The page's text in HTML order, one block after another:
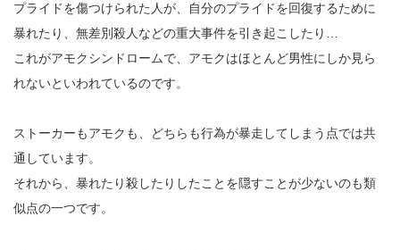
プライドを傷つけられた人が、自分のプライドを回復するために
暴れたり、無差別殺人などの重大事件を引き起こしたり…
これがアモクシンドロームで、アモクはほとんど男性にしか見ら
れないといわれているのです。
ストーカーもアモクも、どちらも行為が暴走してしまう点では共
通しています。
それから、暴れたり殺したりしたことを隠すことが少ないのも類
似点の一つです。